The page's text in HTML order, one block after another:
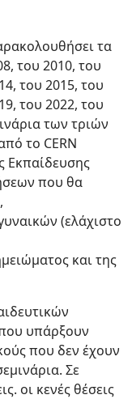
τα
του 2010, του
του 2015, του
του 2022, του
των τριών
το CERN
Εκπαίδευσης
που θα
(ελάχιστο
και της
υπάρξουν
που δεν έχουν
Σε
οι κενές θέσεις